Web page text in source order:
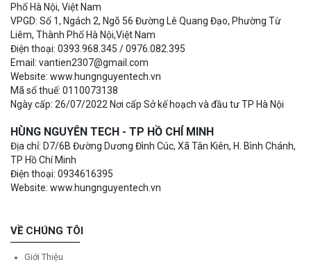
Phố Hà Nội, Việt Nam
VPGD: Số 1, Ngách 2, Ngõ 56 Đường Lê Quang Đạo, Phường Từ
Liêm, Thành Phố Hà Nội,Việt Nam
Điện thoại: 0393.968.345 / 0976.082.395
Email: vantien2307@gmail.com
Website: www.hungnguyentech.vn
Mã số thuế: 0110073138
Ngày cấp: 26/07/2022 Nơi cấp Sở kế hoạch và đầu tư TP Hà Nội
HÙNG NGUYÊN TECH - TP HỒ CHÍ MINH
Địa chỉ: D7/6B Đường Dương Đình Cúc, Xã Tân Kiên, H. Bình Chánh,
TP Hồ Chí Minh
Điện thoại: 0934616395
Website: www.hungnguyentech.vn
VỀ CHÚNG TÔI
Giới Thiệu